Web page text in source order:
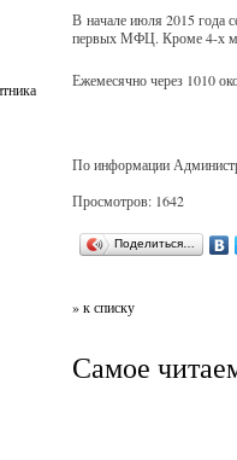
В начале июля 2015 года
первых МФЦ. Кроме 4-х
Ежемесячно через 1010
По информации
Просмотров: 1642
Поделиться…
» к списку
Самое